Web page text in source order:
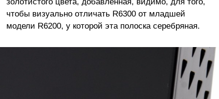
чтобы визуально отличать R6300 от младшей
модели R6200, у которой эта полоска серебряная.